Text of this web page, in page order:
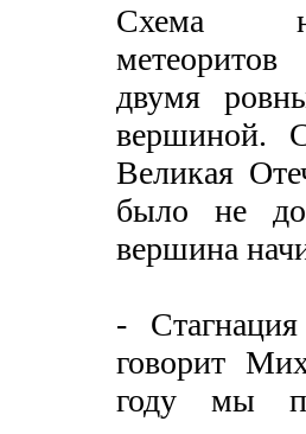
Схема
двумя
вершиной.
Великая
было не до
вершина
-
говорит
году мы